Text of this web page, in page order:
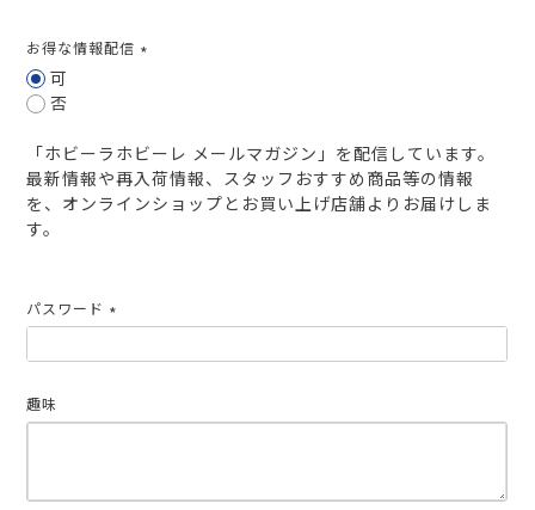
お得な情報配信
可
否
「ホビーラホビーレ メールマガジン」を配信しています。
最新情報や再入荷情報、スタッフおすすめ商品等の情報
を、オンラインショップとお買い上げ店舗よりお届けしま
す。
パスワード
須)
趣味